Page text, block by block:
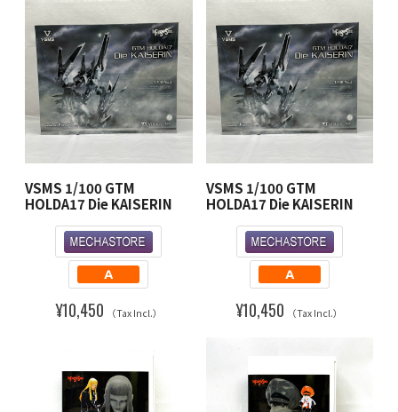
VSMS 1/100 GTM
HOLDA17 Die KAISERIN
¥10,450 （Tax Incl.）
VSMS 1/100 GTM
HOLDA17 Die KAISERIN
¥10,450 （Tax Incl.）